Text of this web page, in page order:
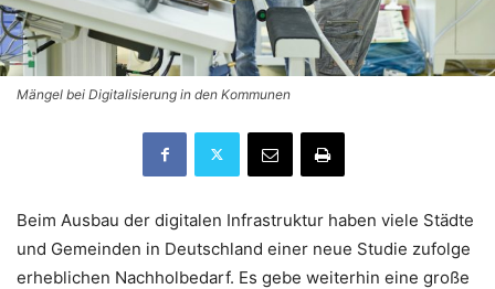
Mängel bei Digitalisierung in den Kommunen
Beim Ausbau der digitalen Infrastruktur haben viele Städte
und Gemeinden in Deutschland einer neue Studie zufolge
erheblichen Nachholbedarf. Es gebe weiterhin eine große